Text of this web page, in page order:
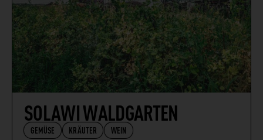
SOLAWI WALDGARTEN
GEMÜSE KRÄUTER WEIN